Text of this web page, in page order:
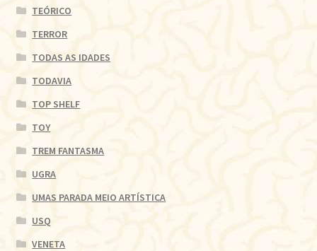
TEÓRICO
TERROR
TODAS AS IDADES
TODAVIA
TOP SHELF
TOY
TREM FANTASMA
UGRA
UMAS PARADA MEIO ARTÍSTICA
USQ
VENETA